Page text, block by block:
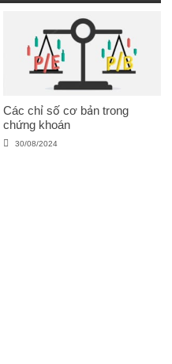
Các chỉ số cơ bản trong
chứng khoán
30/08/2024